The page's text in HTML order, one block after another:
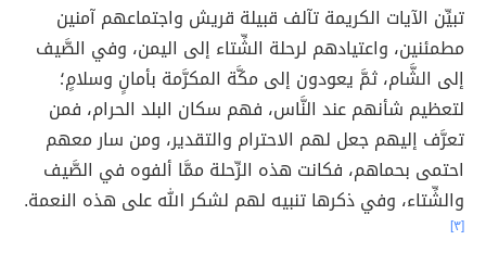
تبيِّن الآيات الكريمة تآلف قبيلة قريش واجتماعهم آمنين
مطمئنين، واعتيادهم لرحلة الشِّتاء إلى اليمن، وفي الصَّيف
إلى الشَّام، ثمَّ يعودون إلى مكَّة المكرَّمة بأمانٍ وسلامٍ؛
لتعظيم شأنهم عند النَّاس، فهم سكان البلد الحرام، فمن
تعرَّف إليهم جعل لهم الاحترام والتقدير، ومن سار معهم
احتمى بحماهم، فكانت هذه الرِّحلة ممَّا ألفوه في الصَّيف
والشِّتاء، وفي ذكرها تنبيه لهم لشكر الله على هذه النعمة.
[٣]